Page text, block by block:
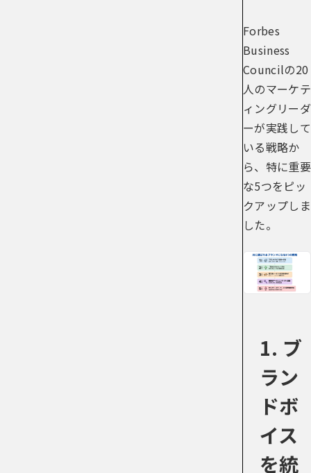
Forbes
Business
Councilの20
人のマーケテ
ィングリーダ
ーが実践して
いる戦略か
ら、特に重要
な5つをピッ
クアップしま
した。
1. ブ
ラン
ドボ
イス
を統